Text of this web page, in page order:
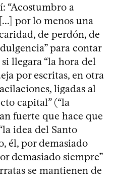
“Acostumbro a
por lo menos una
de perdón, de
para contar
llegara “la hora del
por escritas, en otra
ligadas al
capital” (“la
fuerte que hace que
idea del Santo
él, por demasiado
demasiado siempre”
se mantienen de